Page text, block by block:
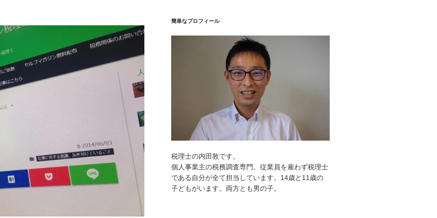
簡単なプロフィール
税理士の内田敦です。
個人事業主の税務調査専門。従業員を雇わず税理士
である自分が全て担当しています。14歳と11歳の
子どもがいます。両方とも男の子。